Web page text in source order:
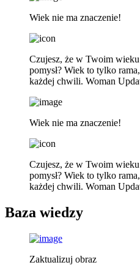
Wiek nie ma znaczenie!
Czujesz, że w Twoim
pomysł? Wiek to tylko
każdej chwili. Woman
Wiek nie ma znaczenie!
Czujesz, że w Twoim
pomysł? Wiek to tylko
każdej chwili. Woman
Baza wiedzy
Zaktualizuj obraz